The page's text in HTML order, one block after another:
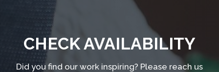
CHECK AVAILABILITY
Did you find our work inspiring?Please reach us